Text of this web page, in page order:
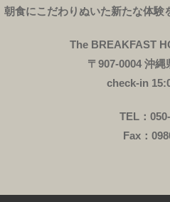
朝食にこだわりぬいた新たな体験
The BREAKFAST
〒907-0004 沖
check-in
TEL：
Fax：